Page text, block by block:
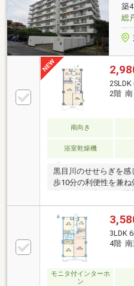
分）
築
総
2SLDK
2階 南
南向き
浴室乾燥機
黒目川のせせらぎを感
歩10分の利便性を兼ね
物がなく日当たり・眺
良く、長期修繕計画書
定のリノベーション
浴室・洗面・建具な
魅力の住まいです。
3LDK
4階 南
モニタ付インターホ
ン